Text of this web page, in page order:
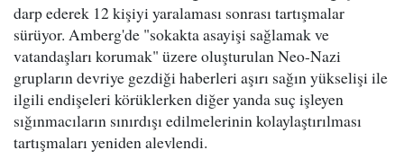
darp ederek 12 kişiyi yaralaması sonrası tartışmalar
sürüyor. Amberg'de "sokakta asayişi sağlamak ve
vatandaşları korumak" üzere oluşturulan Neo-Nazi
grupların devriye gezdiği haberleri aşırı sağın yükselişi ile
ilgili endişeleri körüklerken diğer yanda suç işleyen
sığınmacıların sınırdışı edilmelerinin kolaylaştırılması
tartışmaları yeniden alevlendi.